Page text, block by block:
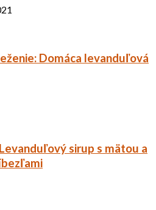
Domáca levanduľová
sirup s mätou a